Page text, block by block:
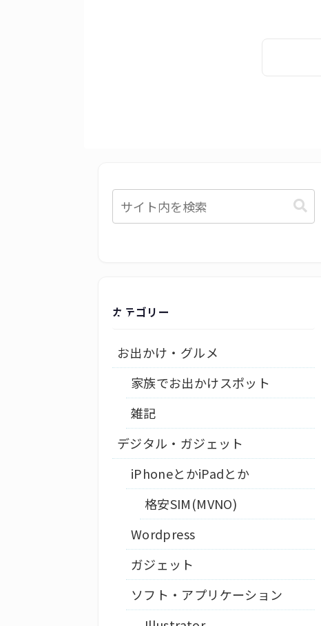
カテゴリー
お出かけ・グルメ
家族でお出かけスポット
雑記
デジタル・ガジェット
iPhoneとかiPadとか
格安SIM(MVNO)
Wordpress
ガジェット
ソフト・アプリケーション